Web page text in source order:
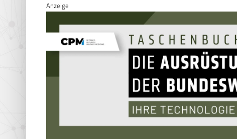
Anzeige